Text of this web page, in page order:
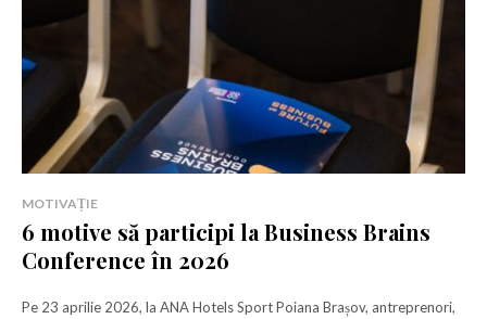
Rămâi conectat la lumea afacerilor și
a ideilor care inspiră.
Abonează-te la newsletterul The List și citește știrile altfel.
Abonează-te
Rămâi conectat la lumea afacerilor și
a ideilor care inspiră.
Abonează-te la newsletterul The List și citește știrile altfel.
Abonează-te
MOTIVAȚIE
6 motive să participi la Business Brains
Conference în 2026
Pe 23 aprilie 2026, la ANA Hotels Sport Poiana Brașov, antreprenori,